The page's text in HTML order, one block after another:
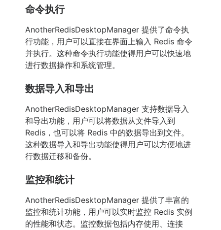
命令执行
AnotherRedisDesktopManager 提供了命令执
行功能，用户可以直接在界面上输入 Redis 命令
并执行。这种命令执行功能使得用户可以快速地
进行数据操作和系统管理。
数据导入和导出
AnotherRedisDesktopManager 支持数据导入
和导出功能，用户可以将数据从文件导入到
Redis，也可以将 Redis 中的数据导出到文件。
这种数据导入和导出功能使得用户可以方便地进
行数据迁移和备份。
监控和统计
AnotherRedisDesktopManager 提供了丰富的
监控和统计功能，用户可以实时监控 Redis 实例
的性能和状态。监控数据包括内存使用、连接